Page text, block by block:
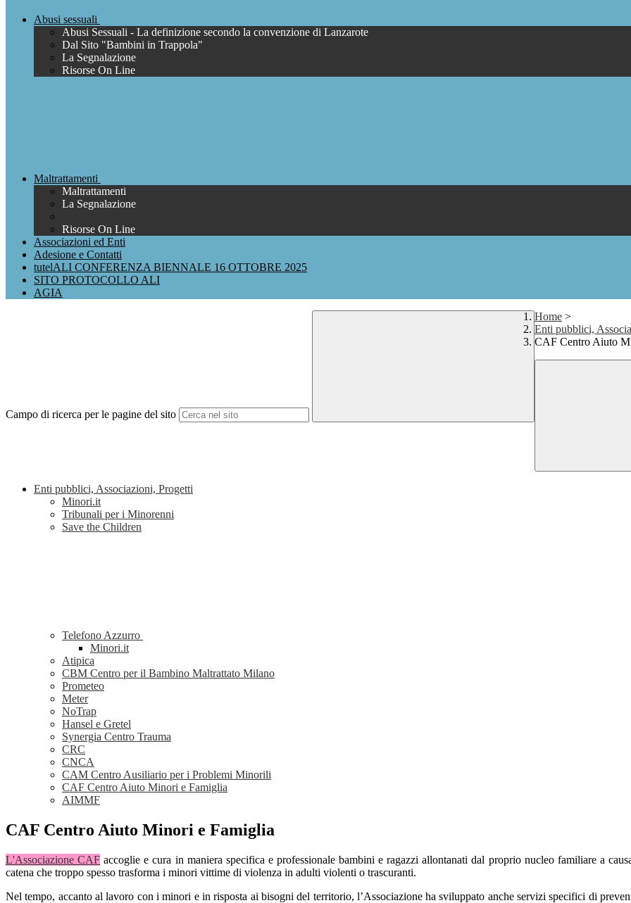
Abusi sessuali
Abusi Sessuali - La definizione secondo la convenzione di Lanzarote
Dal Sito "Bambini in Trappola"
La Segnalazione
Risorse On Line
Maltrattamenti
Maltrattamenti
La Segnalazione
Risorse On Line
Associazioni ed Enti
Adesione e Contatti
tutelALI CONFERENZA BIENNALE 16 OTTOBRE 2025
SITO PROTOCOLLO ALI
AGIA
Campo di ricerca per le pagine del sito
Home >
Enti pubblici,
CAF Centro Aiuto
Enti pubblici, Associazioni, Progetti
Minori.it
Tribunali per i Minorenni
Save the Children
Telefono Azzurro
Minori.it
Atipica
CBM Centro per il Bambino Maltrattato Milano
Prometeo
Meter
NoTrap
Hansel e Gretel
Synergia Centro Trauma
CRC
CNCA
CAM Centro Ausiliario per i Problemi Minorili
CAF Centro Aiuto Minori e Famiglia
AIMMF
CAF Centro Aiuto Minori e Famiglia
L'Associazione CAF accoglie e cura in maniera specifica e professionale bambini e ragazzi allontanati dal proprio nucleo familiare a
catena che troppo spesso trasforma i minori vittime di violenza in adulti violenti o trascuranti.
Nel tempo, accanto al lavoro con i minori e in risposta ai bisogni del territorio, l’Associazione ha sviluppato anche servizi specifici di